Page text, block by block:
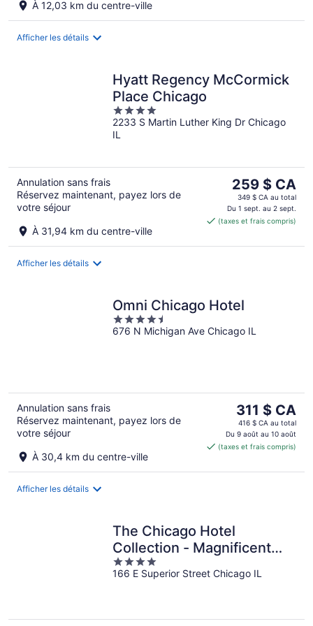
À 12,03 km du centre-ville
Afficher les détails
Hyatt Regency McCormick
Place Chicago
4
out
of
2233 S Martin Luther King Dr Chicago
IL
Annulation sans frais
Réservez maintenant, payez lors de
votre séjour
À 31,94 km du centre-ville
Le
prix
est
de 259 $ CA
259 $ CA
349 $ CA au total
Du 1 sept. au 2 sept.
(taxes et frais compris)
Afficher les détails
Omni Chicago Hotel
4.5
out
676 N Michigan Ave Chicago IL
Annulation sans frais
Réservez maintenant, payez lors de
votre séjour
À 30,4 km du centre-ville
Le
prix
est
de 311 $ CA
311 $ CA
416 $ CA au total
Du 9 août au 10 août
(taxes et frais compris)
Afficher les détails
The Chicago Hotel
Collection - Magnificent
Mile
4
out
166 E Superior Street Chicago IL